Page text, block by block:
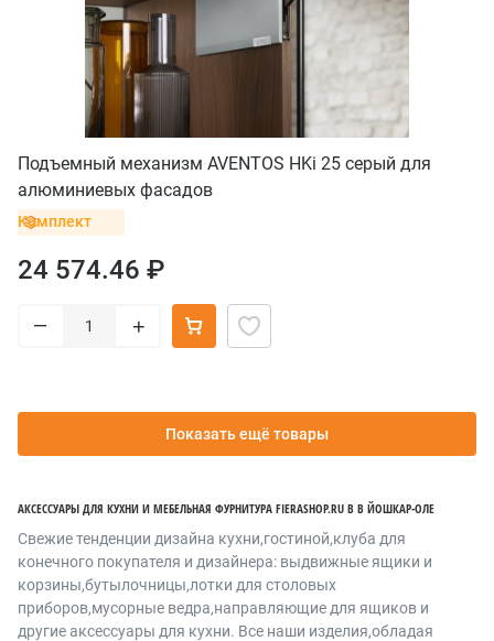
Подъемный механизм AVENTOS HKi 25 серый для
алюминиевых фасадов
Комплект
24 574.46 ₽
– +
Показать ещё товары
АКСЕССУАРЫ ДЛЯ КУХНИ И МЕБЕЛЬНАЯ ФУРНИТУРА FIERASHOP.RU В В ЙОШКАР-ОЛЕ
Cвежие тенденции дизайна кухни,гостиной,клуба для
конечного покупателя и дизайнера: выдвижные ящики и
корзины,бутылочницы,лотки для столовых
приборов,мусорные ведра,направляющие для ящиков и
другие аксессуары для кухни. Все наши изделия,обладая